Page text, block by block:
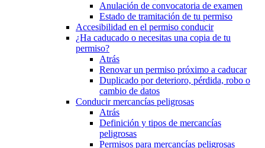
Anulación de convocatoria de examen
Estado de tramitación de tu permiso
Accesibilidad en el permiso conducir
¿Ha caducado o necesitas una copia de tu
permiso?
Atrás
Renovar un permiso próximo a caducar
Duplicado por deterioro, pérdida, robo o
cambio de datos
Conducir mercancías peligrosas
Atrás
Definición y tipos de mercancías
peligrosas
Permisos para mercancías peligrosas